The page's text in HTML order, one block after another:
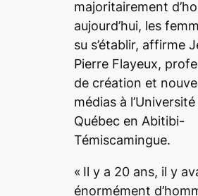
majoritairement
aujourd’hui, les
su s’établir, affirme
Pierre Flayeux,
de création et
médias à
Québec en Abitibi-
Témiscamingue.
« Il y a 20 ans, il y
énormément